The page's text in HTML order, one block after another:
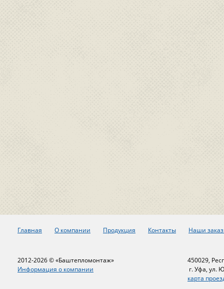
Главная О компании Продукция Контакты Наши
2012-2026 © «Баштепломонтаж»
Информация о компании
450029,
г. Уфа, ул.
карта